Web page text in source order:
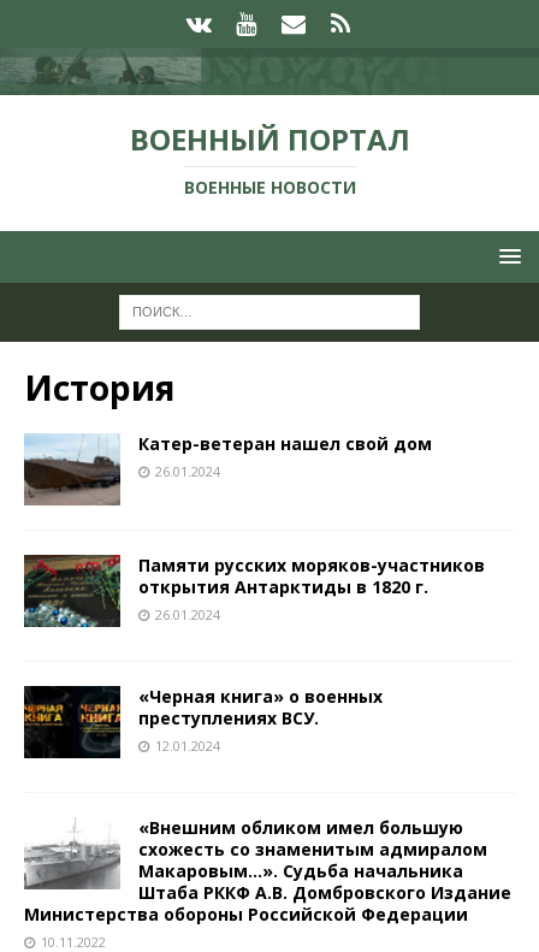
ВОЕННЫЙ ПОРТАЛ
ВОЕННЫЕ НОВОСТИ
История
Катер-ветеран нашел свой дом
26.01.2024
Памяти русских моряков-участников
открытия Антарктиды в 1820 г.
26.01.2024
«Черная книга» о военных
преступлениях ВСУ.
12.01.2024
«Внешним обликом имел большую
схожесть со знаменитым адмиралом
Макаровым…». Судьба начальника
Штаба РККФ А.В. Домбровского Издание
Министерства обороны Российской Федерации
10.11.2022